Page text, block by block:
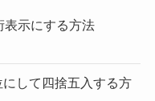
表示にする方法
にして四捨五入する方